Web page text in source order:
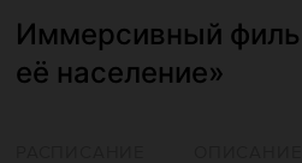
Иммерсивный
её население»